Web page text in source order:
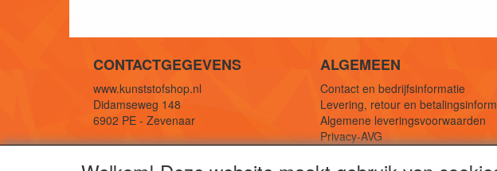
CONTACTGEGEVENS
www.kunststofshop.nl
Didamseweg 148
6902 PE - Zevenaar
Telefoon: +31 (0) 316 241 994
ALGEMEEN
Contact en bedrijfsinformatie
Levering, retour en
Algemene leveringsvoorwaarden
Privacy-AVG